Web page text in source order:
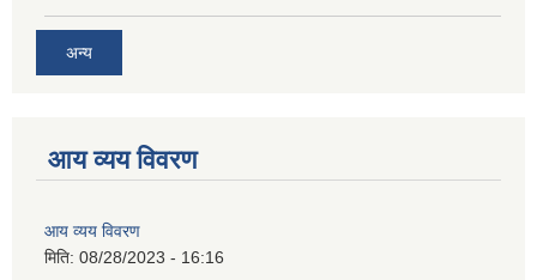
अन्य
आय व्यय विवरण
आय व्यय विवरण
मिति: 08/28/2023 - 16:16